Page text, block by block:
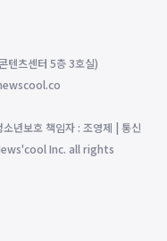
텐츠센터 5층 3호실)
년보호 책임자 : 조영제 | 통신
Inc. all rights